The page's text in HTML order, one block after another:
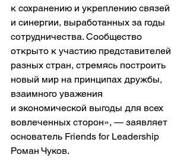
к сохранению и укреплению связей
и синергии, выработанных за годы
сотрудничества. Сообщество
открыто к участию представителей
разных стран, стремясь построить
новый мир на принципах дружбы,
взаимного уважения
и экономической выгоды для всех
вовлеченных сторон», — заявляет
основатель Friends for Leadership
Роман Чуков.